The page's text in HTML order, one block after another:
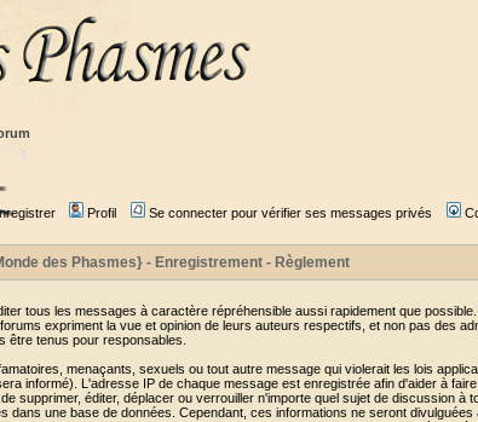
Profil Se connecter pour vérifier ses messages privés
des Phasmes} - Enregistrement - Règlement
tous les messages à caractère répréhensible aussi rapidement que
expriment la vue et opinion de leurs auteurs respectifs, et non pas des
tenus pour responsables.
menaçants, sexuels ou tout autre message qui violerait les lois
informé). L'adresse IP de chaque message est enregistrée afin d'aider à
supprimer, éditer, déplacer ou verrouiller n'importe quel sujet de discussion à
une base de données. Cependant, ces informations ne seront